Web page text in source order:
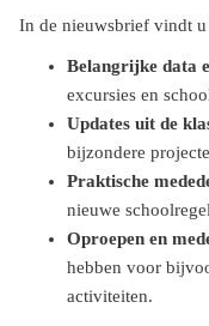
In de nieuwsbrief vindt u
Belangrijke data
excursies en
Updates uit de
bijzondere
Praktische
nieuwe
Oproepen en
hebben voor
activiteiten.